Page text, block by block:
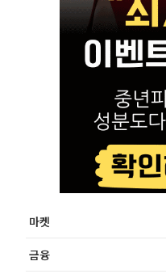
마켓
금융